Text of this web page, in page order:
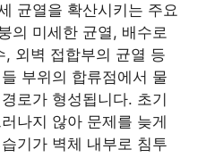
균열을 확산시키는 주요
의 미세한 균열, 배수로
외벽 접합부의 균열 등
부위의 합류점에서 물
로가 형성됩니다. 초기
나지 않아 문제를 늦게
기가 벽체 내부로 침투